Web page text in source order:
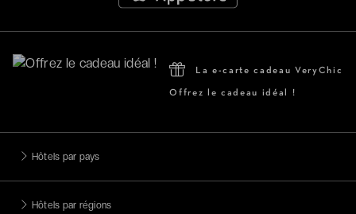
La e-carte cadeau VeryChic
Offrez le cadeau idéal !
Hôtels par pays
Hôtels par régions